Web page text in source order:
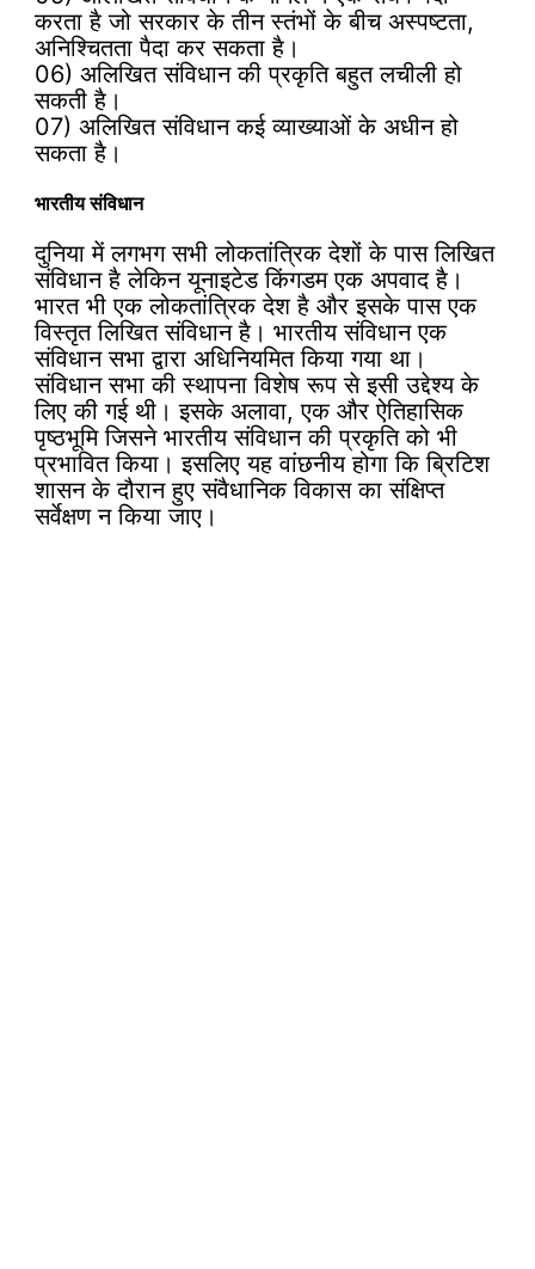
करता है जो सरकार के तीन स्तंभों के बीच अस्पष्टता,
अनिश्चितता पैदा कर सकता है।
06) अलिखित संविधान की प्रकृति बहुत लचीली हो
सकती है।
07) अलिखित संविधान कई व्याख्याओं के अधीन हो
सकता है।
भारतीय संविधान
दुनिया में लगभग सभी लोकतांत्रिक देशों के पास लिखित
संविधान है लेकिन यूनाइटेड किंगडम एक अपवाद है।
भारत भी एक लोकतांत्रिक देश है और इसके पास एक
विस्तृत लिखित संविधान है। भारतीय संविधान एक
संविधान सभा द्वारा अधिनियमित किया गया था।
संविधान सभा की स्थापना विशेष रूप से इसी उद्देश्य के
लिए की गई थी। इसके अलावा, एक और ऐतिहासिक
पृष्ठभूमि जिसने भारतीय संविधान की प्रकृति को भी
प्रभावित किया। इसलिए यह वांछनीय होगा कि ब्रिटिश
शासन के दौरान हुए संवैधानिक विकास का संक्षिप्त
सर्वेक्षण न किया जाए।